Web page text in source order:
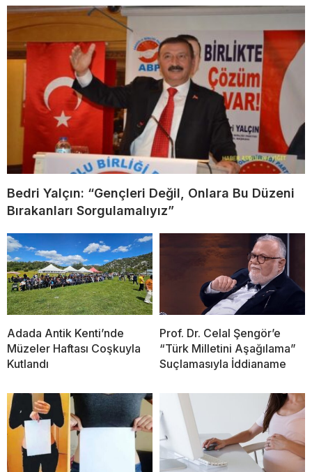
Bedri Yalçın: “Gençleri Değil, Onlara Bu Düzeni
Bırakanları Sorgulamalıyız”
Adada Antik Kenti’nde
Müzeler Haftası Coşkuyla
Kutlandı
Prof. Dr. Celal Şengör’e
“Türk Milletini Aşağılama”
Suçlamasıyla İddianame